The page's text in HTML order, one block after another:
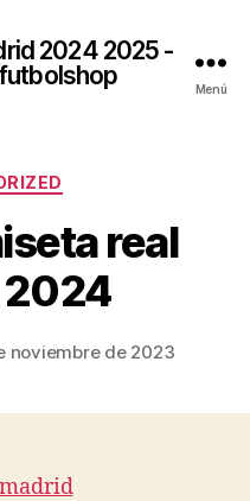
2024 2025 -
Menú
real
noviembre de 2023